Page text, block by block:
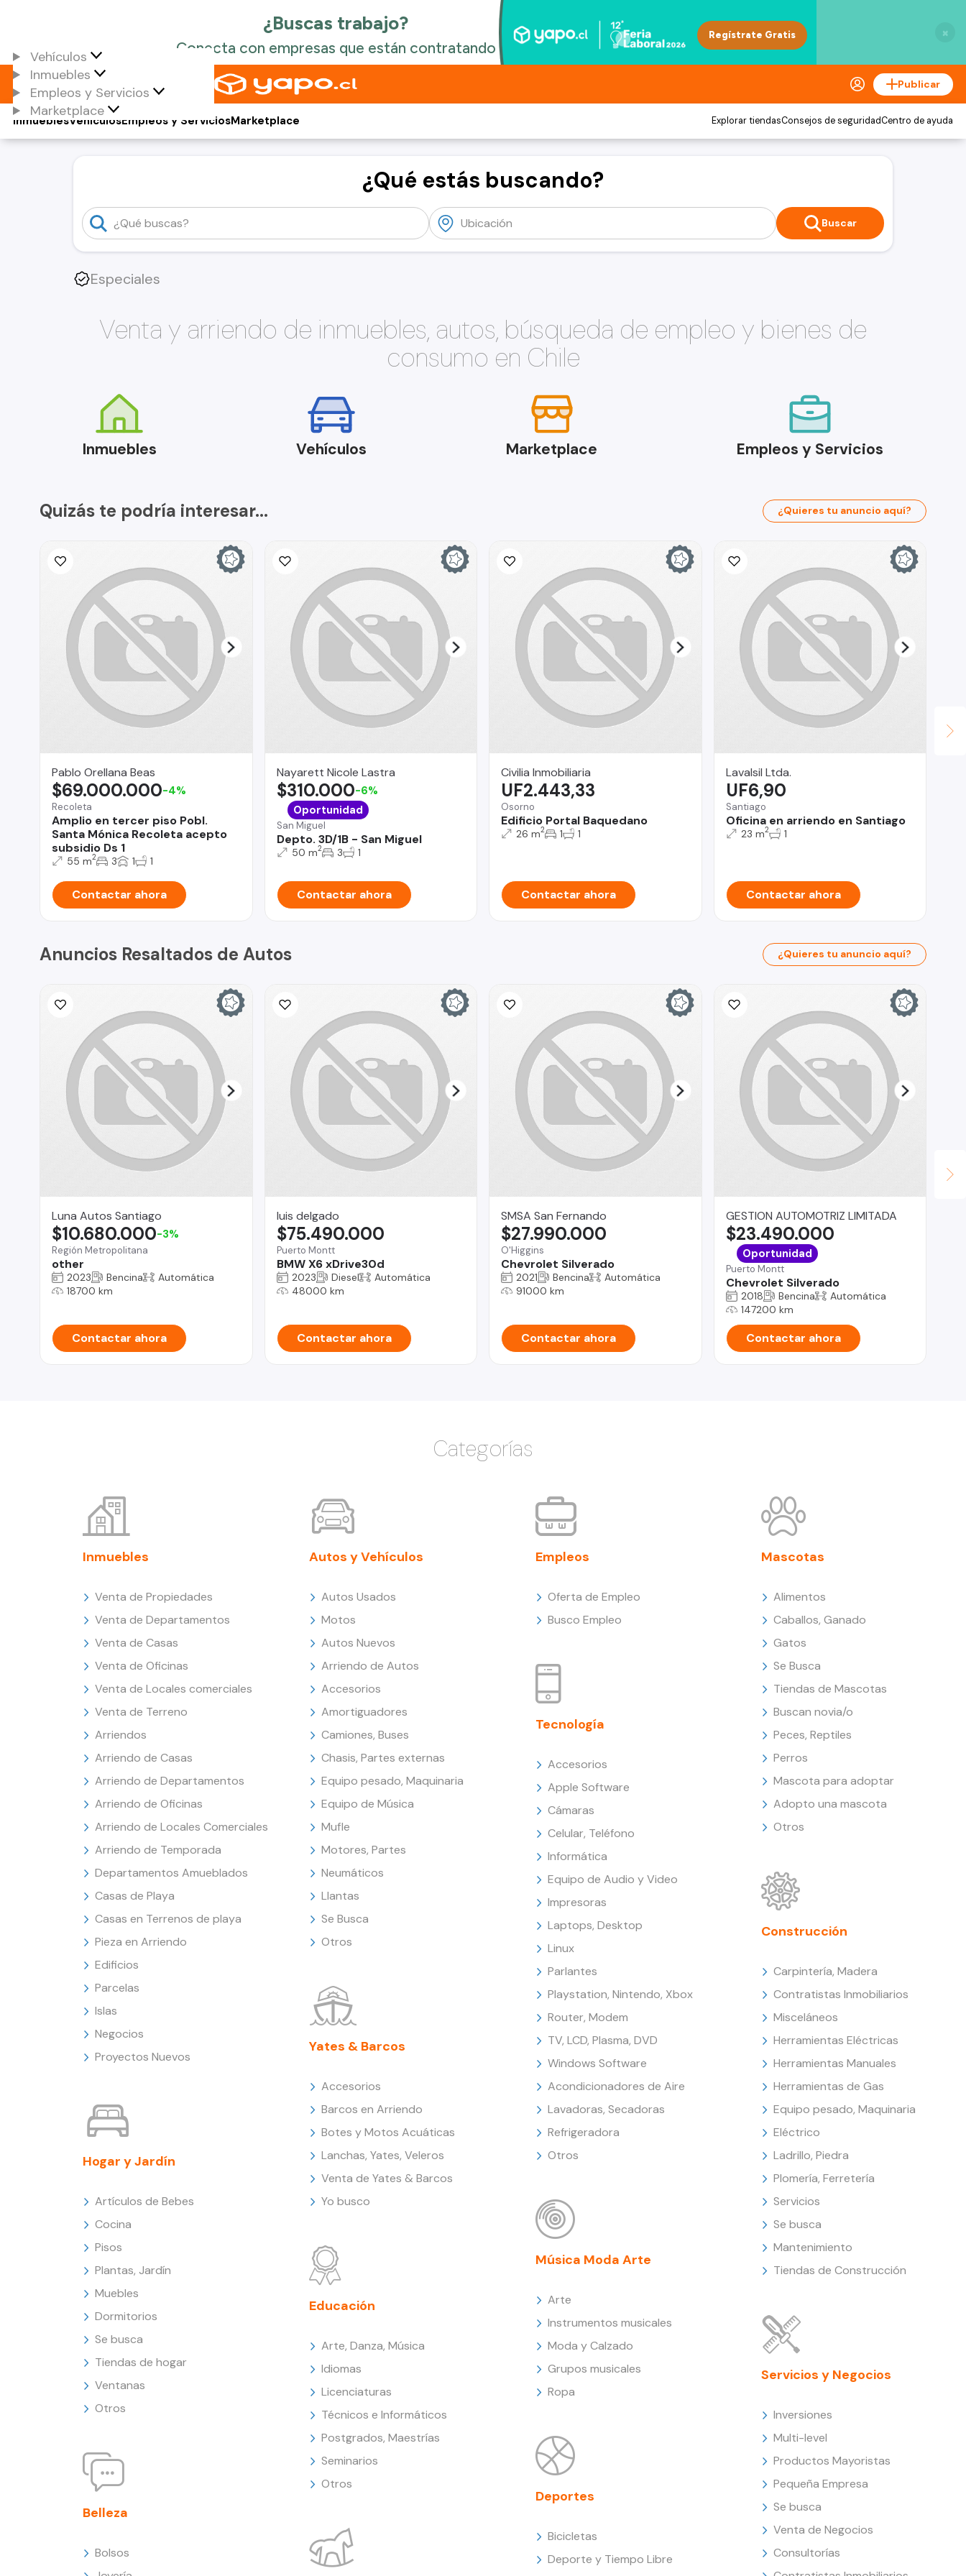
×
Vehículos
Inmuebles
Empleos y Servicios
Marketplace
Publicar
Vehículos
Inmuebles Empleos y ServiciosMarketplace Explorar tiendasConsejos de seguridadCentro de ayuda
¿Qué estás buscando?
Buscar
Especiales
Venta y arriendo de inmuebles, autos, búsqueda de empleo y bienes de
consumo en Chile
Inmuebles Vehículos Marketplace Empleos y Servicios
Quizás te podría interesar... ¿Quieres tu anuncio aquí?
Pablo Orellana Beas
Recoleta
Amplio en tercer piso Pobl.
Santa Mónica Recoleta acepto
subsidio Ds 1
$69.000.000-4%
55 m2 3 1 1
Contactar ahora
Nayarett Nicole Lastra
San Miguel
Depto. 3D/1B - San Miguel
$310.000-6%
Oportunidad
50 m2 3 1
Contactar ahora
Civilia Inmobiliaria
Osorno
Edificio Portal Baquedano
UF2.443,33
26 m2 1 1
Contactar ahora
Lavalsil Ltda.
Santiago
Oficina en arriendo en Santiago
UF6,90
23 m2 1
Contactar ahora
Anuncios Resaltados de Autos ¿Quieres tu anuncio aquí?
Luna Autos Santiago
Región Metropolitana
other
$10.680.000-3%
2023 Bencina
Automática
18700 km
Contactar ahora
luis delgado
Puerto Montt
BMW X6 xDrive30d
$75.490.000
2023 Diesel
Automática
48000 km
Contactar ahora
SMSA San Fernando
O'Higgins
Chevrolet Silverado
$27.990.000
2021 Bencina
Automática
91000 km
Contactar ahora
GESTION AUTOMOTRIZ LIMITADA
Puerto Montt
Chevrolet Silverado
$23.490.000
Oportunidad
2018 Bencina
Automática
147200 km
Contactar ahora
Categorías
Inmuebles
Venta de Propiedades
Venta de Departamentos
Venta de Casas
Venta de Oficinas
Venta de Locales comerciales
Venta de Terreno
Arriendos
Arriendo de Casas
Arriendo de Departamentos
Arriendo de Oficinas
Arriendo de Locales Comerciales
Arriendo de Temporada
Departamentos Amueblados
Casas de Playa
Casas en Terrenos de playa
Pieza en Arriendo
Edificios
Parcelas
Islas
Negocios
Proyectos Nuevos
Hogar y Jardín
Artículos de Bebes
Cocina
Pisos
Plantas, Jardín
Muebles
Dormitorios
Se busca
Tiendas de hogar
Ventanas
Otros
Belleza
Bolsos
Autos y Vehículos
Autos Usados
Motos
Autos Nuevos
Arriendo de Autos
Accesorios
Amortiguadores
Camiones, Buses
Chasis, Partes externas
Equipo pesado, Maquinaria
Equipo de Música
Mufle
Motores, Partes
Neumáticos
Llantas
Se Busca
Otros
Yates & Barcos
Accesorios
Barcos en Arriendo
Botes y Motos Acuáticas
Lanchas, Yates, Veleros
Venta de Yates & Barcos
Yo busco
Educación
Arte, Danza, Música
Idiomas
Licenciaturas
Técnicos e Informáticos
Postgrados, Maestrías
Seminarios
Otros
Empleos
Oferta de Empleo
Busco Empleo
Tecnología
Accesorios
Apple Software
Cámaras
Celular, Teléfono
Informática
Equipo de Audio y Video
Impresoras
Laptops, Desktop
Linux
Parlantes
Playstation, Nintendo, Xbox
Router, Modem
TV, LCD, Plasma, DVD
Windows Software
Acondicionadores de Aire
Lavadoras, Secadoras
Refrigeradora
Otros
Música Moda Arte
Arte
Instrumentos musicales
Moda y Calzado
Grupos musicales
Ropa
Deportes
Bicicletas
Deporte y Tiempo Libre
Mascotas
Alimentos
Caballos, Ganado
Gatos
Se Busca
Tiendas de Mascotas
Buscan novia/o
Peces, Reptiles
Perros
Mascota para adoptar
Adopto una mascota
Otros
Construcción
Carpintería, Madera
Contratistas Inmobiliarios
Misceláneos
Herramientas Eléctricas
Herramientas Manuales
Herramientas de Gas
Equipo pesado, Maquinaria
Eléctrico
Ladrillo, Piedra
Plomería, Ferretería
Servicios
Se busca
Mantenimiento
Tiendas de Construcción
Servicios y Negocios
Inversiones
Multi-level
Productos Mayoristas
Pequeña Empresa
Se busca
Venta de Negocios
Consultorías